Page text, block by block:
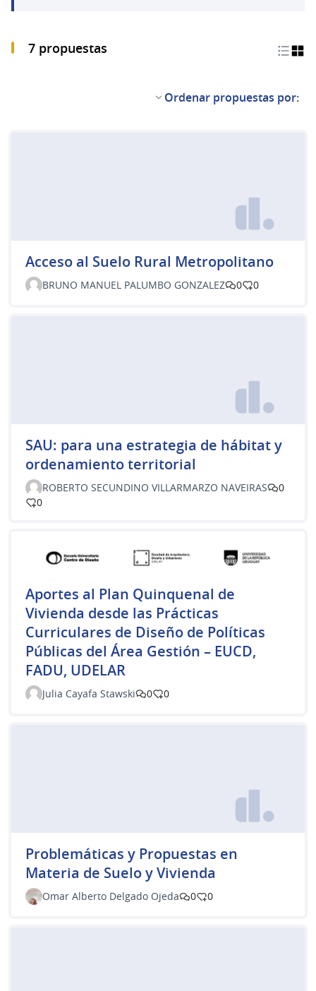
7 propuestas
Ordenar propuestas por:
Acceso al Suelo Rural Metropolitano
BRUNO MANUEL PALUMBO GONZALEZ 0 0
SAU: para una estrategia de hábitat y
ordenamiento territorial
ROBERTO SECUNDINO VILLARMARZO NAVEIRAS
0
0
Aportes al Plan Quinquenal de
Vivienda desde las Prácticas
Curriculares de Diseño de Políticas
Públicas del Área Gestión – EUCD,
FADU, UDELAR
Julia Cayafa Stawski 0 0
Problemáticas y Propuestas en
Materia de Suelo y Vivienda
Omar Alberto Delgado Ojeda 0 0